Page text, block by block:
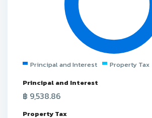
Principal and Interest Property Tax
Principal and Interest
฿ 9,538.86
Property Tax